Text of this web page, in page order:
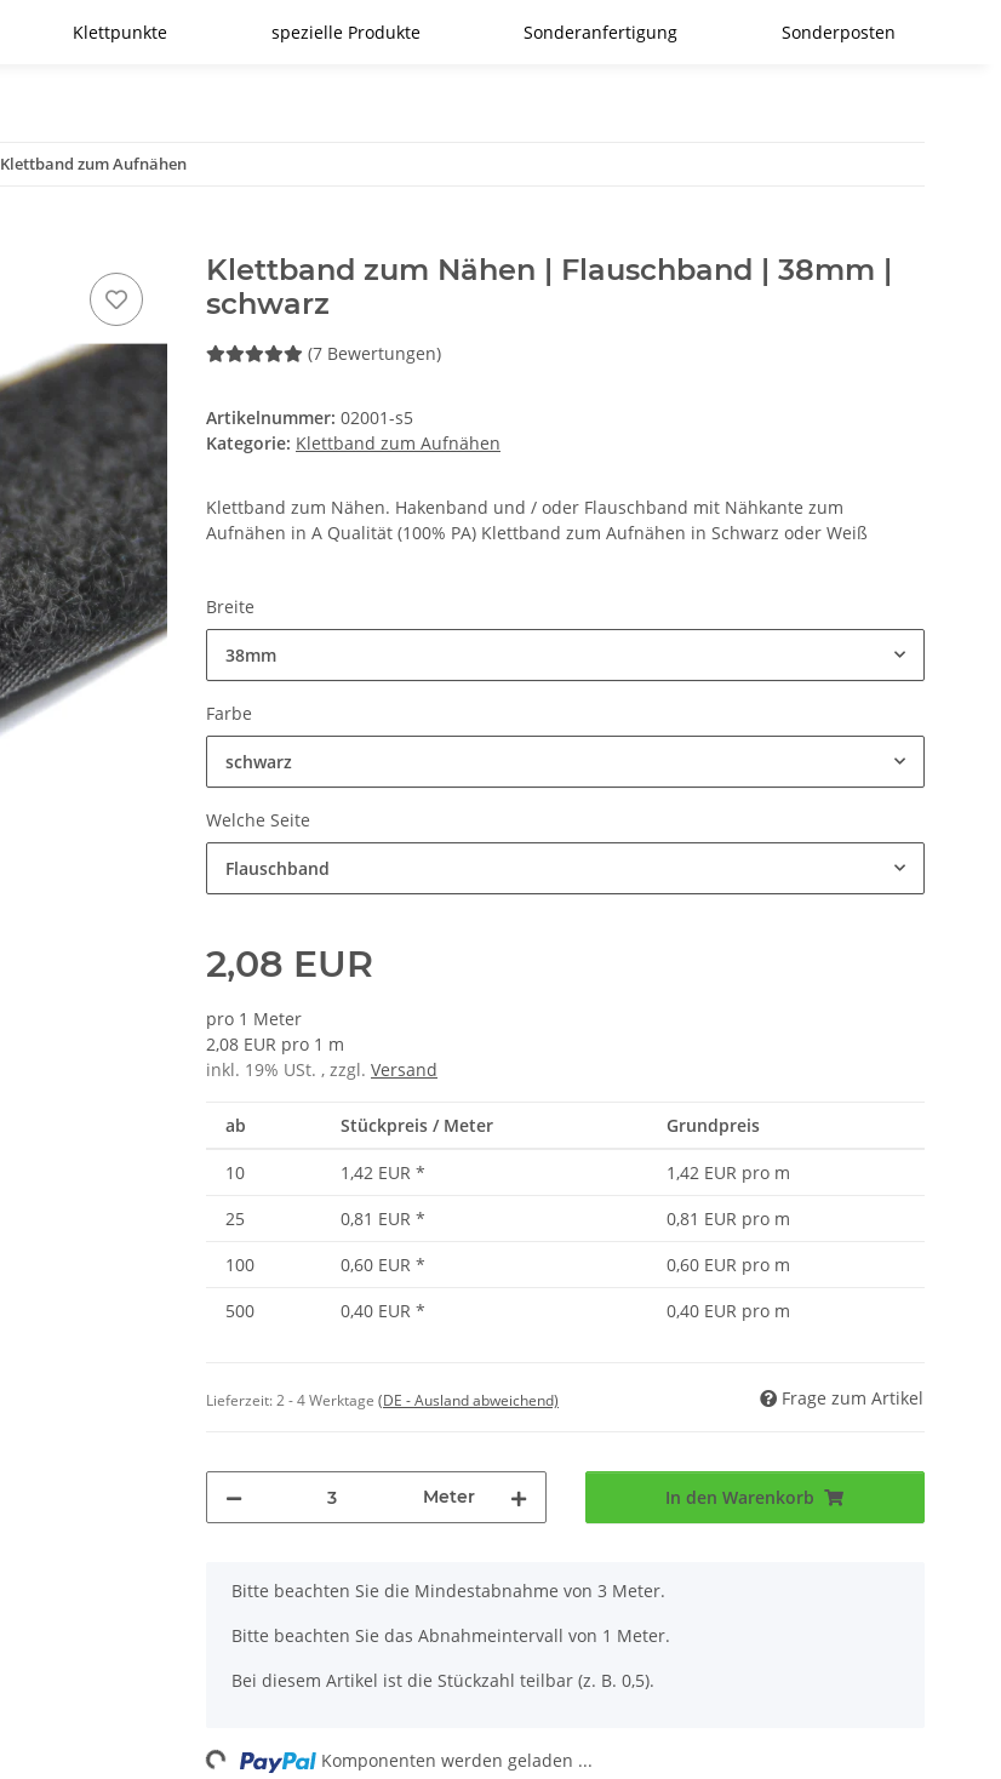
Klettpunkte spezielle Produkte Sonderanfertigung Sonderposten
Klettband zum Aufnähen
Klettband zum Nähen | Flauschband | 38mm |
schwarz
(7 Bewertungen)
Artikelnummer: 02001-s5
Kategorie: Klettband zum Aufnähen
Klettband zum Nähen. Hakenband und / oder Flauschband mit Nähkante zum
Aufnähen in A Qualität (100% PA) Klettband zum Aufnähen in Schwarz oder Weiß
Breite
38mm
Farbe
schwarz
Welche Seite
Flauschband
2,08 EUR
pro 1 Meter
2,08 EUR pro 1 m
inkl. 19% USt. , zzgl. Versand
ab Stückpreis / Meter Grundpreis
10 1,42 EUR *
1,42 EUR pro m
25
0,81 EUR *
0,81 EUR pro m
100
0,60 EUR *
0,60 EUR pro m
500
0,40 EUR * 0,40 EUR pro m
Lieferzeit:2 - 4 Werktage (DE - Ausland abweichend) Frage zum Artikel
Meter In den Warenkorb
x
Bitte beachten Sie die Mindestabnahme von 3 Meter.
Bitte beachten Sie das Abnahmeintervall von 1 Meter.
Bei diesem Artikel ist die Stückzahl teilbar (z. B. 0,5).
Loading... Komponenten werden geladen ...